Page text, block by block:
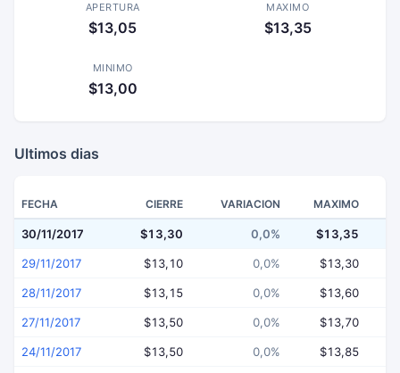
APERTURA
$13,05
MAXIMO
$13,35
MINIMO
$13,00
Ultimos dias
FECHA CIERRE VARIACION MAXIMO
30/11/2017 $13,30 0,0% $13,35
29/11/2017 $13,10 0,0% $13,30
28/11/2017 $13,15 0,0% $13,60
27/11/2017 $13,50 0,0% $13,70
24/11/2017 $13,50 0,0% $13,85